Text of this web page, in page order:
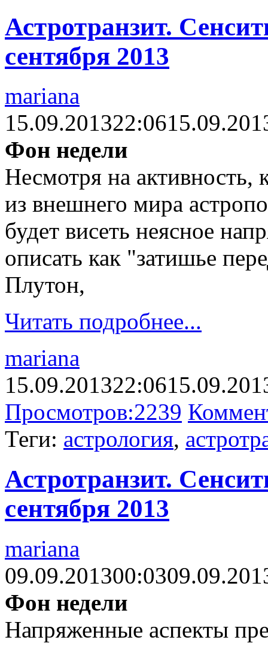
Астротранзит.
сентября 2013
mariana
15.09.201322:06
Фон недели
Несмотря на активность,
из внешнего мира
будет висеть неясное
описать как "затишье
Плутон,
Читать подробнее...
mariana
15.09.201322:06
Просмотров:2239
Теги: астрология,
Астротранзит.
сентября 2013
mariana
09.09.201300:03
Фон недели
Напряженные аспекты